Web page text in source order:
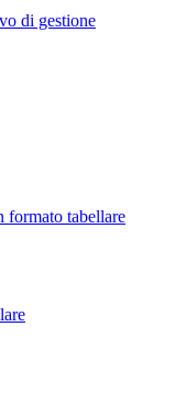
di gestione
formato tabellare